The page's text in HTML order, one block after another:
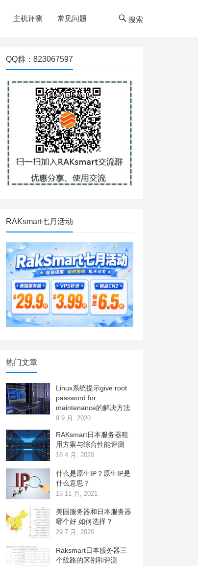
主机评测 常见问题 搜索
QQ群：823067597
RAKsmart七月活动
热门文章
Linux系统提示give root
password for
maintenance的解决方法
9 9 月, 2020
RAKsmart日本服务器租
用方案与综合性能评测
16 4 月, 2020
什么是原生IP？原生IP是
什么意思？
15 11 月, 2021
美国服务器和日本服务器
哪个好 如何选择？
29 7 月, 2020
Raksmart日本服务器三
个线路的区别和评测